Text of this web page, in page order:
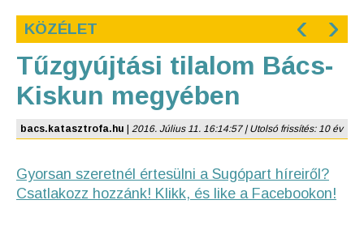
KÖZÉLET ‹ ›
Tűzgyújtási tilalom Bács-
Kiskun megyében
bacs.katasztrofa.hu 2016. Július 11. 16:14:57 | Utolsó frissítés: 10 év
Gyorsan szeretnél értesülni a Sugópart híreiről?
Csatlakozz hozzánk! Klikk, és like a Facebookon!